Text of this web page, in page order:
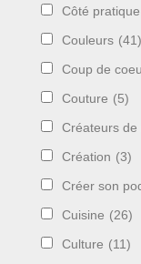
Côté pratique
Couleurs (41)
Coup de
Couture (5)
Créateurs de
Création (3)
Créer son
Cuisine (26)
Culture (11)